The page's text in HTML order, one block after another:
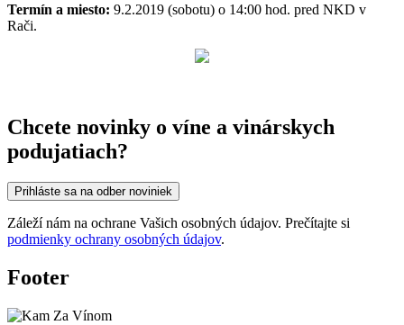
Termín a miesto: 9.2.2019 (sobotu) o 14:00 hod. pred NKD v
Rači.
Chcete novinky o víne a vinárskych
podujatiach?
Prihláste sa na odber noviniek
Záleží nám na ochrane Vašich osobných údajov. Prečítajte si
podmienky ochrany osobných údajov.
Footer